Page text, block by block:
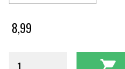
8,99